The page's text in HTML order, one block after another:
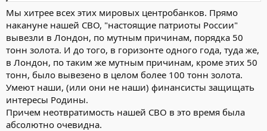
Мы хитрее всех этих мировых центробанков. Прямо
накануне нашей СВО, "настоящие патриоты России"
вывезли в Лондон, по мутным причинам, порядка 50
тонн золота. И до того, в горизонте одного года, туда же,
в Лондон, по таким же мутным причинам, кроме этих 50
тонн, было вывезено в целом более 100 тонн золота.
Умеют наши, (или они не наши) финансисты защищать
интересы Родины.
Причем неотвратимость нашей СВО в это время была
абсолютно очевидна.